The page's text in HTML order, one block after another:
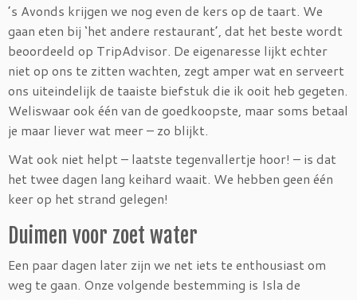
’s Avonds krijgen we nog even de kers op de taart. We
gaan eten bij ‘het andere restaurant’, dat het beste wordt
beoordeeld op TripAdvisor. De eigenaresse lijkt echter
niet op ons te zitten wachten, zegt amper wat en serveert
ons uiteindelijk de taaiste biefstuk die ik ooit heb gegeten.
Weliswaar ook één van de goedkoopste, maar soms betaal
je maar liever wat meer – zo blijkt.
Wat ook niet helpt – laatste tegenvallertje hoor! – is dat
het twee dagen lang keihard waait. We hebben geen één
keer op het strand gelegen!
Duimen voor zoet water
Een paar dagen later zijn we net iets te enthousiast om
weg te gaan. Onze volgende bestemming is Isla de